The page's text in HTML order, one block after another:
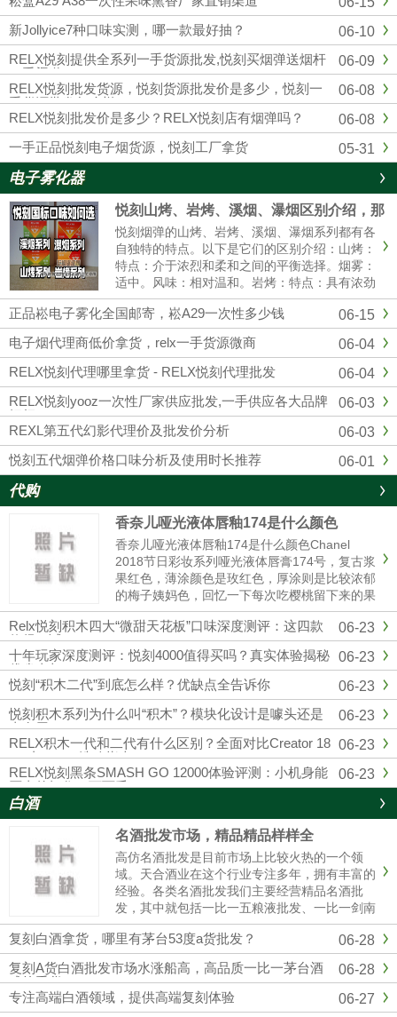
四五代杆蛋，另外各大品牌，通配，一次性均
有，品质市面上顶级的，可以代发，零售，批
发，全国包邮...
06-10
新Jollyice7种口味实测，哪一款最好抽？
06-09
RELX悦刻提供全系列一手货源批发,悦刻买烟弹送烟杆
一手渠道
06-08
RELX悦刻批发货源，悦刻货源批发价是多少，悦刻一
手货源批发怎么样？
06-08
RELX悦刻批发价是多少？RELX悦刻店有烟弹吗？
05-31
一手正品悦刻电子烟货源，悦刻工厂拿货
电子雾化器
悦刻山烤、岩烤、溪烟、瀑烟区别介绍，那
个口感好?
悦刻烟弹的山烤、岩烤、溪烟、瀑烟系列都有各
自独特的特点。以下是它们的区别介绍：山烤：
特点：介于浓烈和柔和之间的平衡选择。烟雾：
适中。风味：相对温和。岩烤：特点：具有浓劲
的中式风味。烟雾：可能会有更大的烟雾。体
验：强烈的一氧化碳满足感。溪烟：特点：提供
清爽的清香体验。烟雾：较薄。体......
06-15
正品崧电子雾化全国邮寄，崧A29一次性多少钱
06-04
电子烟代理商低价拿货，relx一手货源微商
06-04
RELX悦刻代理哪里拿货 - RELX悦刻代理批发
06-03
RELX悦刻yooz一次性厂家供应批发,一手供应各大品牌
烟杆
06-03
REXL第五代幻影代理价及批发价分析
06-01
悦刻五代烟弹价格口味分析及使用时长推荐
代购
香奈儿哑光液体唇釉174是什么颜色
香奈儿哑光液体唇釉174是什么颜色Chanel
2018节日彩妆系列哑光液体唇膏174号，复古浆
果红色，薄涂颜色是玫红色，厚涂则是比较浓郁
的梅子姨妈色，回忆一下每次吃樱桃留下来的果
汁的颜色，就和那个特别相近，秋冬季节重口星
人的最爱，和纪梵希315有些许的相似。黄皮也
是完全可以驾......
06-23
Relx悦刻积木四大“微甜天花板”口味深度测评：这四款
值得一试
06-23
十年玩家深度测评：悦刻4000值得买吗？真实体验揭秘
优劣真相
06-23
悦刻“积木二代”到底怎么样？优缺点全告诉你
06-23
悦刻积木系列为什么叫“积木”？模块化设计是噱头还是
真有用？
06-23
RELX积木一代和二代有什么区别？全面对比Creator 18
000与22000选购指南
06-23
RELX悦刻黑条SMASH GO 12000体验评测：小机身能
否真的扛住一万两千口？
白酒
名酒批发市场，精品精品样样全
高仿名酒批发是目前市场上比较火热的一个领
域。天合酒业在这个行业专注多年，拥有丰富的
经验。各类名酒批发我们主要经营精品名酒批
发，其中就包括一比一五粮液批发、一比一剑南
春批发、一比一国窖1573批发等。这些都是市场
上非常受欢迎的产品。对于想要购买五粮液的人
来说，一比一五粮液批发是个......
06-28
复刻白酒拿货，哪里有茅台53度a货批发？
06-28
复刻A货白酒批发市场水涨船高，高品质一比一茅台酒
成抢手货
06-27
专注高端白酒领域，提供高端复刻体验